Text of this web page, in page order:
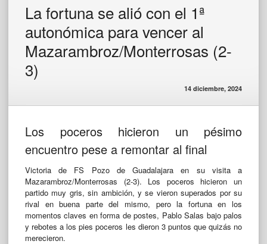
La fortuna se alió con el 1ª
autonómica para vencer al
Mazarambroz/Monterrosas (2-
3)
14 diciembre, 2024
Los poceros hicieron un pésimo
encuentro pese a remontar al final
Victoria de FS Pozo de Guadalajara en su visita a
Mazarambroz/Monterrosas (2-3). Los poceros hicieron un
partido muy gris, sin ambición, y se vieron superados por su
rival en buena parte del mismo, pero la fortuna en los
momentos claves en forma de postes, Pablo Salas bajo palos
y rebotes a los pies poceros les dieron 3 puntos que quizás no
merecieron.